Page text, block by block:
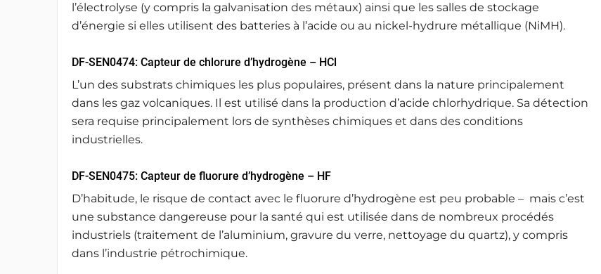
l’électrolyse (y compris la galvanisation des métaux) ainsi que les salles de stockage
d’énergie si elles utilisent des batteries à l’acide ou au nickel-hydrure métallique (NiMH).
DF-SEN0474: Capteur de chlorure d’hydrogène – HCl
L’un des substrats chimiques les plus populaires, présent dans la nature principalement
dans les gaz volcaniques. Il est utilisé dans la production d’acide chlorhydrique. Sa détection
sera requise principalement lors de synthèses chimiques et dans des conditions
industrielles.
DF-SEN0475: Capteur de fluorure d’hydrogène – HF
D’habitude, le risque de contact avec le fluorure d’hydrogène est peu probable – mais c’est
une substance dangereuse pour la santé qui est utilisée dans de nombreux procédés
industriels (traitement de l’aluminium, gravure du verre, nettoyage du quartz), y compris
dans l’industrie pétrochimique.